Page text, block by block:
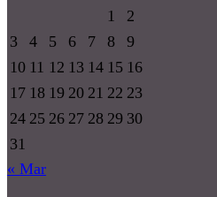
1
2
3
4 5 6 7 8
9
10 11 12 13 14 15 16
17 18 19 20 21 22 23
24 25 26 27 28 29 30
31
« Mar